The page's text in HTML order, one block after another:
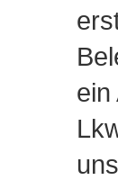
ein